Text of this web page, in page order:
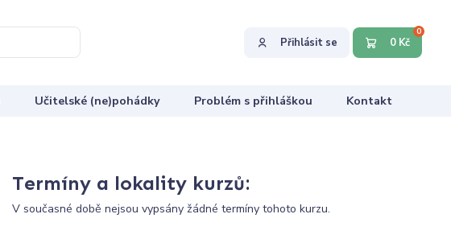
Přihlásit se 0 Kč
0
Učitelské (ne)pohádky Problém s přihláškou Kontakt
Termíny a lokality kurzů:
V současné době nejsou vypsány žádné termíny tohoto kurzu.